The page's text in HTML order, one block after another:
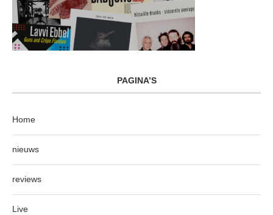
PAGINA’S
Home
nieuws
reviews
Live